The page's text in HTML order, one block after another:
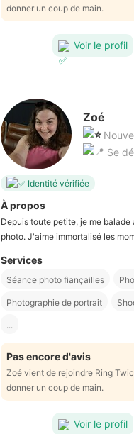
donner un coup de main.
Voir le profil
Zoé
Se
Identité vérifiée
À propos
Depuis toute petite, je me balade
photo. J'aime immortalisé les
Services
Séance photo fiançailles
Photographie de portrait
...
Pas encore d'avis
Zoé vient de rejoindre Ring
donner un coup de main.
Voir le profil